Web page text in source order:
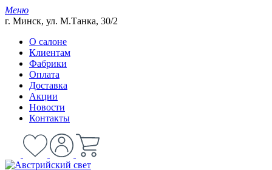
Меню
г. Минск, ул. М.Танка, 30/2
О салоне
Клиентам
Фабрики
Оплата
Доставка
Акции
Новости
Контакты